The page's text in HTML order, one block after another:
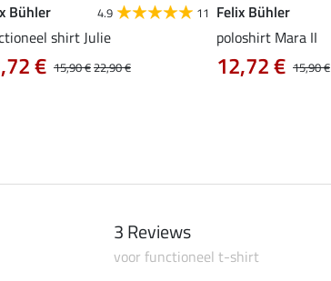
Bühler 4.9 11
shirt Julie
15,90 €22,90 €
€
Felix Bühler
poloshirt Mara II
15,90 €
12,72 €
3 Reviews
voor functioneel t-shirt